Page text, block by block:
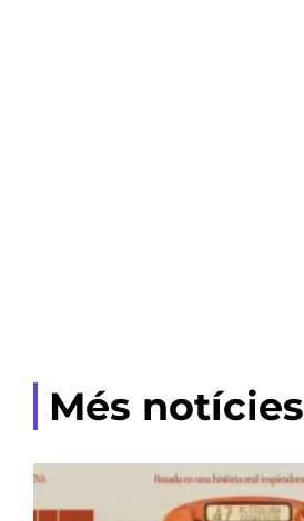
Més notícies